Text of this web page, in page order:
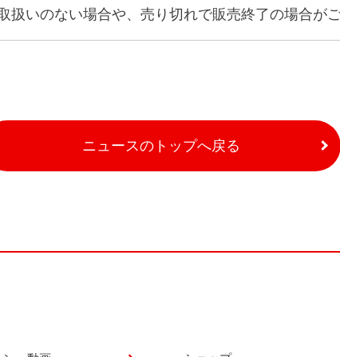
いのない場合や、売り切れで販売終了の場合がご
ニュースのトップへ戻る